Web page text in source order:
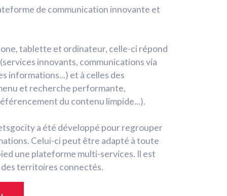
de communication innovante et
tablette et ordinateur, celle-ci répond
innovants, communications via
informations...) et à celles des
et recherche performante,
du contenu limpide...).
a été développé pour regrouper
Celui-ci peut être adapté à toute
une plateforme multi-services. Il est
des territoires connectés.